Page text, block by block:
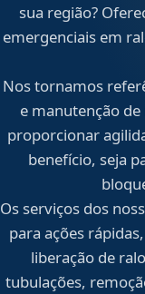
sua região?
emergenciais em
Nos tornamos
e manutenção
proporcionar
benefício, seja
Os serviços dos
para ações
liberação de
tubulações,